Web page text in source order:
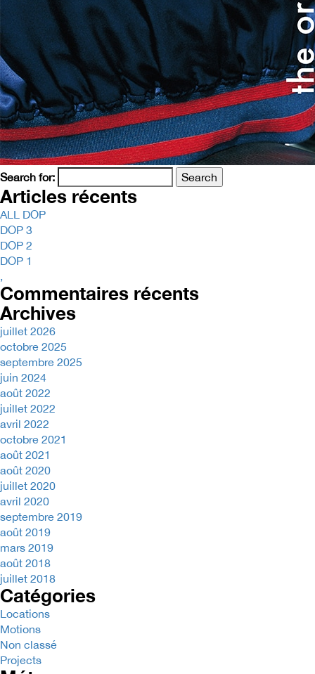
Search for:
Articles récents
ALL DOP
DOP 3
DOP 2
DOP 1
,
Commentaires récents
Archives
juillet 2026
octobre 2025
septembre 2025
juin 2024
août 2022
juillet 2022
avril 2022
octobre 2021
août 2021
août 2020
juillet 2020
avril 2020
septembre 2019
août 2019
mars 2019
août 2018
juillet 2018
Catégories
Locations
Motions
Non classé
Projects